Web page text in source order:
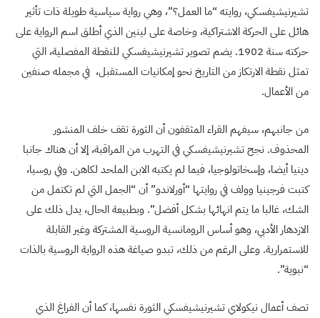
تشيرنيشيفسكي، روايته “ما العمل؟”، وهي رواية سياسية طويلة ذات تأثير
هائل على الحركة الاشتراكية، وخاصة على لينين الذي أطلق اسم الرواية على
حركته سنة 1902. يضم تصوير تشيرنيشيفسكي للنقطة المفصلية، التي
تمثل نقطة الارتكاز من التاريخ نحو إمكانيات المستقبل، في مجمله صنفين
من الأعمال.
من جانبهم، سيفهم القراء المثقفون أن الثورة تقف خلف المنشور
المحذوف. نجح تشيرنيشيفسكي في التهرب من المراقبة، إلا أن هناك جانبا
دينيا أيضا، وإسخاتولوجيا، فيما لم يكتبه الابن الملحد لكاهن. وفي روسيا،
كتبت فرجينيا وولف في روايتها “أورلاندو” أن “الجمل التي لم تكتمل من
الشك، غالبا ما يتم انهائها بشكل أفضل”. وبطبيعة الحال، يدل ذلك على
الازدهار الأدبي، وهو أساس الرومانسية الروسية المشتركة وغير القابلة
للاستمرارية. وعلى الرغم من ذلك، تبدو صياغة هذه الرواية الروسية بالذات
“نبوية”.
تصف أعمال نيكولاي تشيرنيشيفسكي الثورة نفسها، كما أن الفراغ الذي